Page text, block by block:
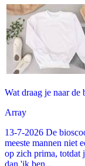
Wat draag je naar de
Array
13-7-2026 De
meeste mannen niet
op zich prima, totdat
dan 'ik ben...